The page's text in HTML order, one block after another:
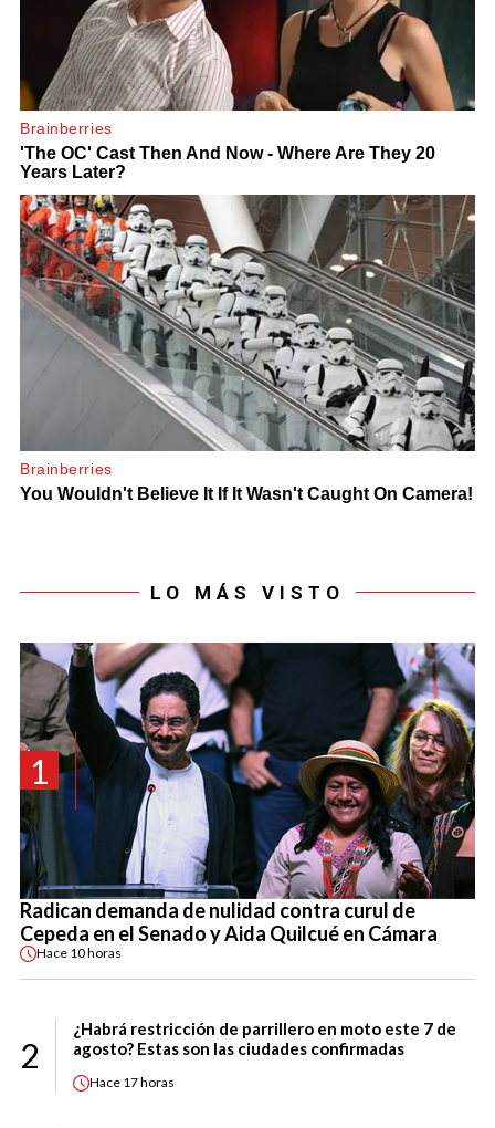
LO MÁS VISTO
1
Radican demanda de nulidad contra curul de
Cepeda en el Senado y Aida Quilcué en Cámara
Hace 10 horas
2
¿Habrá restricción de parrillero en moto este 7 de
agosto? Estas son las ciudades confirmadas
Hace 17 horas